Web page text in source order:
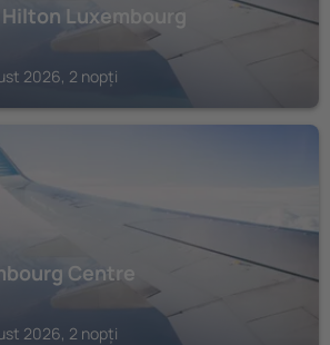
Luxembourg
2026, 2 nopți
Centre
2026, 2 nopți